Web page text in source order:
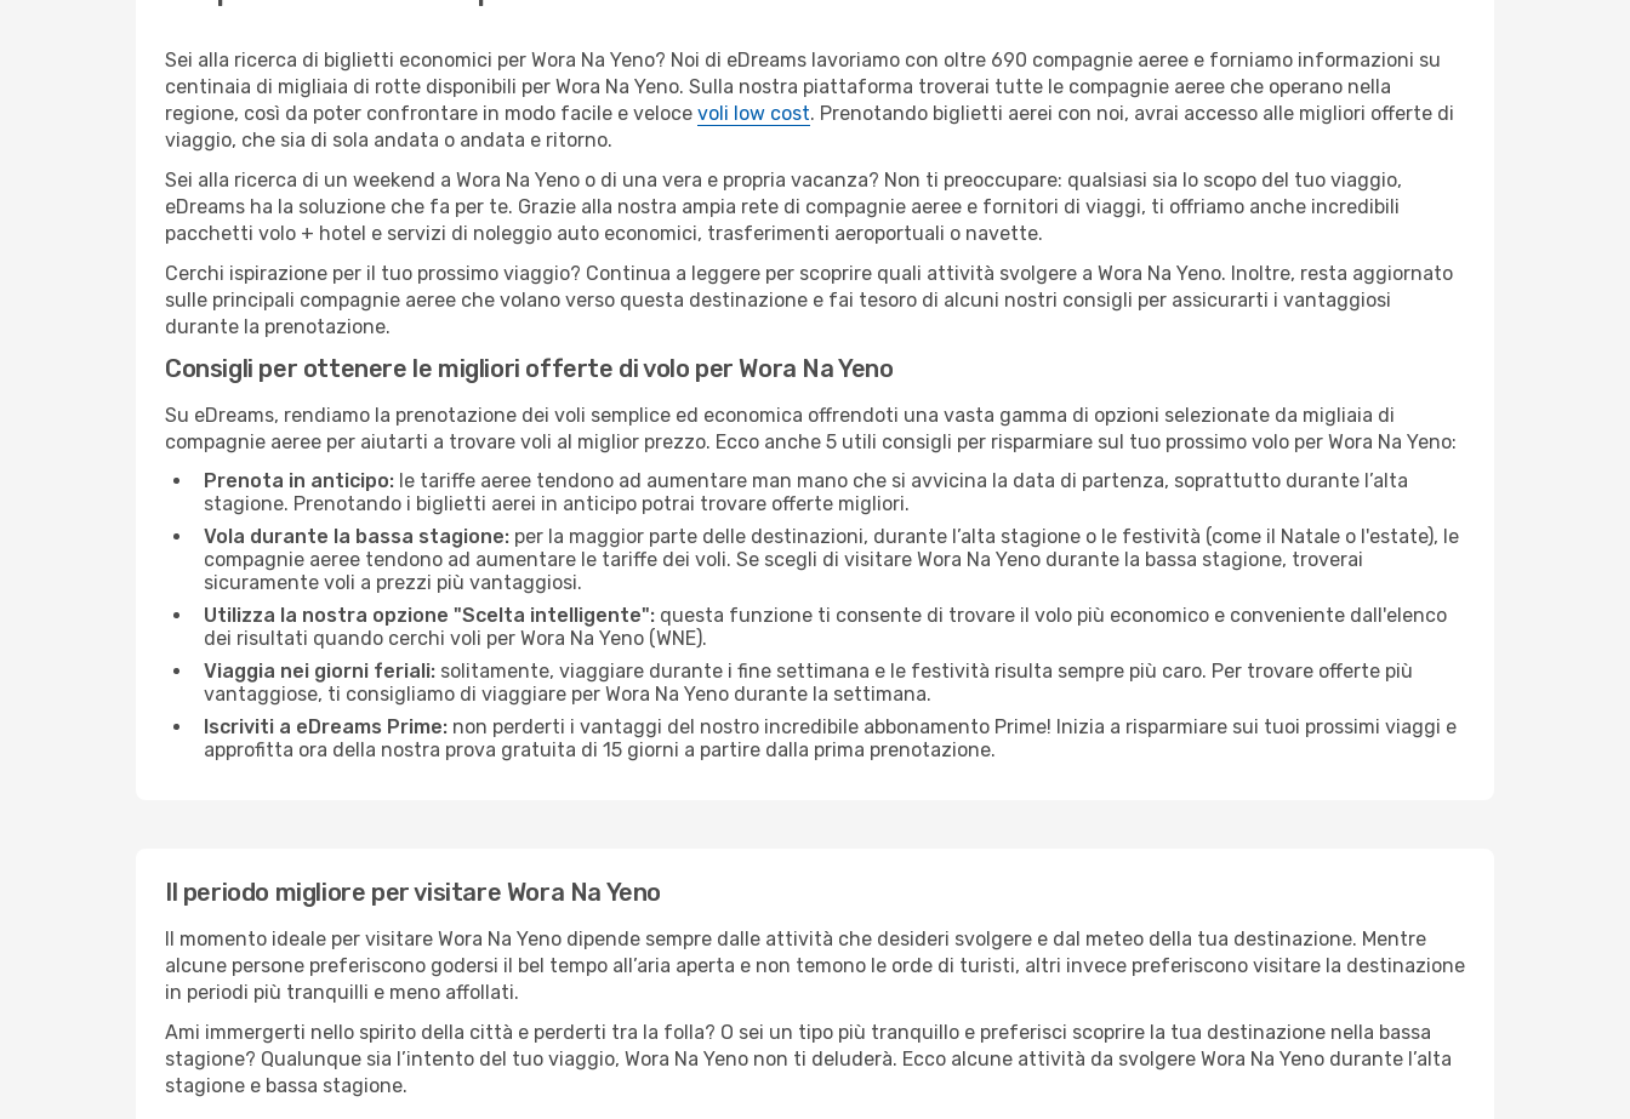
Sei alla ricerca di biglietti economici per Wora Na Yeno? Noi di eDreams lavoriamo con oltre 690 compagnie aeree e forniamo informazioni su
centinaia di migliaia di rotte disponibili per Wora Na Yeno. Sulla nostra piattaforma troverai tutte le compagnie aeree che operano nella
regione, così da poter confrontare in modo facile e veloce voli low cost. Prenotando biglietti aerei con noi, avrai accesso alle migliori offerte di
viaggio, che sia di sola andata o andata e ritorno.
Sei alla ricerca di un weekend a Wora Na Yeno o di una vera e propria vacanza? Non ti preoccupare: qualsiasi sia lo scopo del tuo viaggio,
eDreams ha la soluzione che fa per te. Grazie alla nostra ampia rete di compagnie aeree e fornitori di viaggi, ti offriamo anche incredibili
pacchetti volo + hotel e servizi di noleggio auto economici, trasferimenti aeroportuali o navette.
Cerchi ispirazione per il tuo prossimo viaggio? Continua a leggere per scoprire quali attività svolgere a Wora Na Yeno. Inoltre, resta aggiornato
sulle principali compagnie aeree che volano verso questa destinazione e fai tesoro di alcuni nostri consigli per assicurarti i vantaggiosi
durante la prenotazione.
Consigli per ottenere le migliori offerte di volo per Wora Na Yeno
Su eDreams, rendiamo la prenotazione dei voli semplice ed economica offrendoti una vasta gamma di opzioni selezionate da migliaia di
compagnie aeree per aiutarti a trovare voli al miglior prezzo. Ecco anche 5 utili consigli per risparmiare sul tuo prossimo volo per Wora Na Yeno:
Prenota in anticipo: le tariffe aeree tendono ad aumentare man mano che si avvicina la data di partenza, soprattutto durante l’alta
stagione. Prenotando i biglietti aerei in anticipo potrai trovare offerte migliori.
Vola durante la bassa stagione: per la maggior parte delle destinazioni, durante l’alta stagione o le festività (come il Natale o l'estate), le
compagnie aeree tendono ad aumentare le tariffe dei voli. Se scegli di visitare Wora Na Yeno durante la bassa stagione, troverai
sicuramente voli a prezzi più vantaggiosi.
Utilizza la nostra opzione "Scelta intelligente": questa funzione ti consente di trovare il volo più economico e conveniente dall'elenco
dei risultati quando cerchi voli per Wora Na Yeno (WNE).
Viaggia nei giorni feriali: solitamente, viaggiare durante i fine settimana e le festività risulta sempre più caro. Per trovare offerte più
vantaggiose, ti consigliamo di viaggiare per Wora Na Yeno durante la settimana.
Iscriviti a eDreams Prime: non perderti i vantaggi del nostro incredibile abbonamento Prime! Inizia a risparmiare sui tuoi prossimi viaggi e
approfitta ora della nostra prova gratuita di 15 giorni a partire dalla prima prenotazione.
Il periodo migliore per visitare Wora Na Yeno
Il momento ideale per visitare Wora Na Yeno dipende sempre dalle attività che desideri svolgere e dal meteo della tua destinazione. Mentre
alcune persone preferiscono godersi il bel tempo all’aria aperta e non temono le orde di turisti, altri invece preferiscono visitare la destinazione
in periodi più tranquilli e meno affollati.
Ami immergerti nello spirito della città e perderti tra la folla? O sei un tipo più tranquillo e preferisci scoprire la tua destinazione nella bassa
stagione? Qualunque sia l’intento del tuo viaggio, Wora Na Yeno non ti deluderà. Ecco alcune attività da svolgere Wora Na Yeno durante l’alta
stagione e bassa stagione.